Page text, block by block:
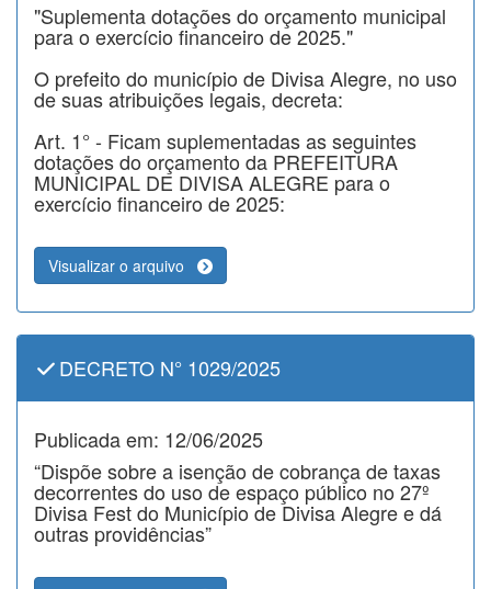
"Suplementa dotações do orçamento municipal
para o exercício financeiro de 2025."
O prefeito do município de Divisa Alegre, no uso
de suas atribuições legais, decreta:
Art. 1° - Ficam suplementadas as seguintes
dotações do orçamento da PREFEITURA
MUNICIPAL DE DIVISA ALEGRE para o
exercício financeiro de 2025:
Visualizar o arquivo
DECRETO N° 1029/2025
Publicada em: 12/06/2025
“Dispõe sobre a isenção de cobrança de taxas
decorrentes do uso de espaço público no 27º
Divisa Fest do Município de Divisa Alegre e dá
outras providências”